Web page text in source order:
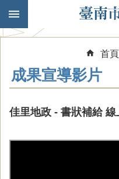
跳到主要內容區塊
首頁
成果宣導影片
佳里地政 - 書狀補給 線